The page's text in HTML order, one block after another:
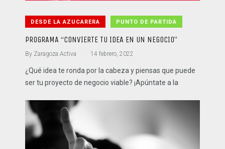
DESDE LA AZUCARERA PUNTO DE PARTIDA
PROGRAMA “CONVIERTE TU IDEA EN UN NEGOCIO”
By Zaragoza Activa . 14 febrero, 2022
¿Qué idea te ronda por la cabeza y piensas que puede
ser tu proyecto de negocio viable? ¡Apúntate a la